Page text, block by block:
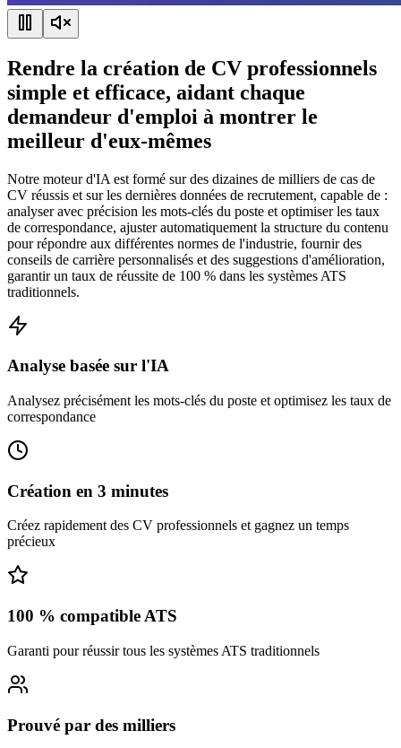
Rendre la création de CV professionnels
simple et efficace, aidant chaque
demandeur d'emploi à montrer le
meilleur d'eux-mêmes
Notre moteur d'IA est formé sur des dizaines de milliers de cas de
CV réussis et sur les dernières données de recrutement, capable de :
analyser avec précision les mots-clés du poste et optimiser les taux
de correspondance, ajuster automatiquement la structure du contenu
pour répondre aux différentes normes de l'industrie, fournir des
conseils de carrière personnalisés et des suggestions d'amélioration,
garantir un taux de réussite de 100 % dans les systèmes ATS
traditionnels.
Analyse basée sur l'IA
Analysez précisément les mots-clés du poste et optimisez les taux de
correspondance
Création en 3 minutes
Créez rapidement des CV professionnels et gagnez un temps
précieux
100 % compatible ATS
Garanti pour réussir tous les systèmes ATS traditionnels
Prouvé par des milliers